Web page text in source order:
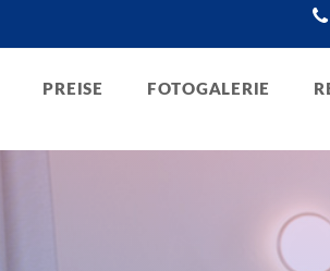
PREISE FOTOGALERIE